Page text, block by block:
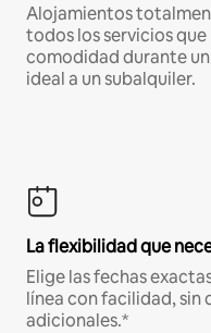
Alojamientos
todos los servicios
comodidad durante un
ideal a un subalquiler.
La flexibilidad que
Elige las fechas
línea con facilidad,
adicionales.*